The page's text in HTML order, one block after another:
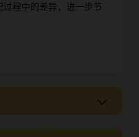
程中的差异，进一步节